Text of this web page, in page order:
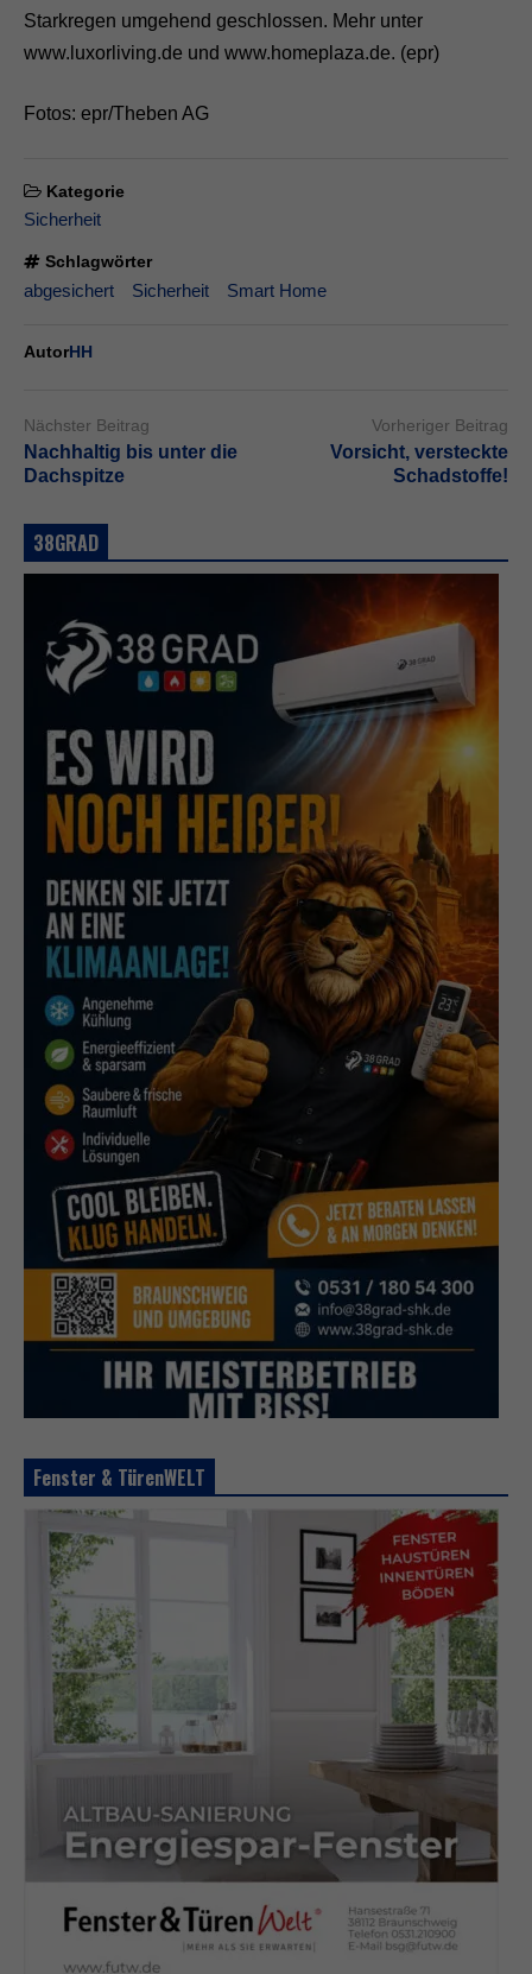
Starkregen umgehend geschlossen. Mehr unter
www.luxorliving.de und www.homeplaza.de. (epr)
Fotos: epr/Theben AG
Kategorie
Sicherheit
Schlagwörter
abgesichert Sicherheit Smart Home
Autor HH
Nächster Beitrag
Nachhaltig bis unter die
Dachspitze
Vorheriger Beitrag
Vorsicht, versteckte
Schadstoffe!
38GRAD
Fenster & TürenWELT